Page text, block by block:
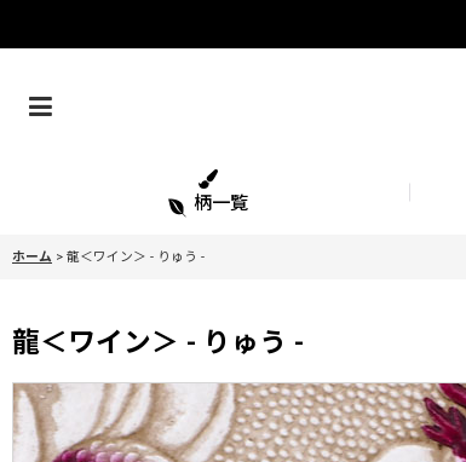
柄一覧
ホーム > 龍＜ワイン＞ - りゅう -
龍＜ワイン＞ - りゅう -